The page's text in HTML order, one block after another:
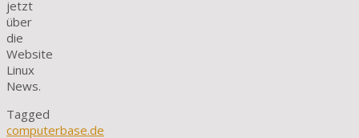
jetzt
über
die
Website
Linux
News.
Tagged
computerbase.de